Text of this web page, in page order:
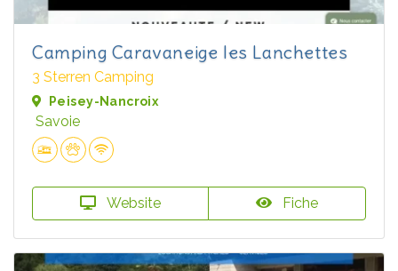
Camping Caravaneige les Lanchettes
3 Sterren Camping
Peisey-Nancroix
Savoie
Website Fiche